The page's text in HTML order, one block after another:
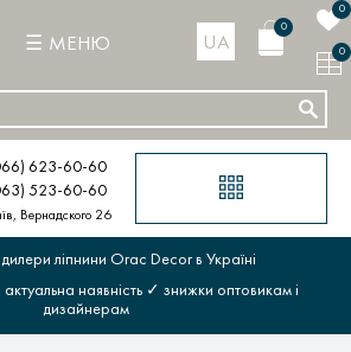
МЕНЮ UA
0
0
0
623-60-60
523-60-60
Вернадского 26
ліпнини Orac Decor в Україні
наявність ✓ знижки оптовикам і
дизайнерам